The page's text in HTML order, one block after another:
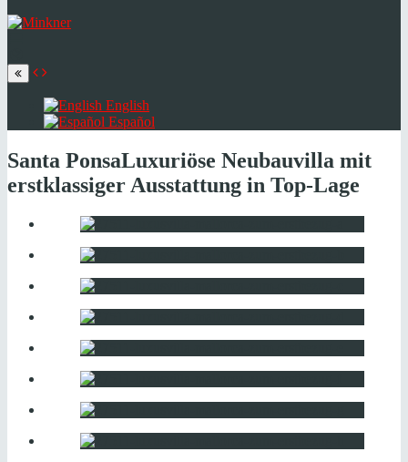
language
English
Español
Santa PonsaLuxuriöse Neubauvilla mit
erstklassiger Ausstattung in Top-Lage